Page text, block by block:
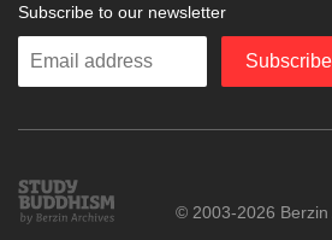
Subscribe to our newsletter
Enter
Subscribe
Study
Buddhism
© 2003-2026 Berzin